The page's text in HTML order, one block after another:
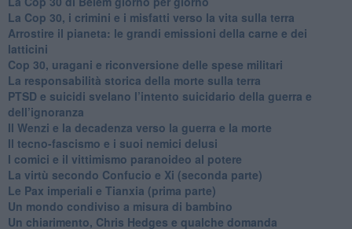
La Cop 30, i crimini e i misfatti verso la vita sulla terra
Arrostire il pianeta: le grandi emissioni della carne e dei
latticini
​Cop 30, uragani e riconversione delle spese militari
La responsabilità storica della morte sulla terra
PTSD e suicidi svelano l’intento suicidario della guerra e
dell’ignoranza
Il Wenzi e la decadenza verso la guerra e la morte
​Il tecno-fascismo e i suoi nemici delusi
​I comici e il vittimismo paranoideo al potere
​La virtù secondo Confucio e Xi (seconda parte)
Le Pax imperiali e Tianxia (prima parte)
Un mondo condiviso a misura di bambino
​Un chiarimento, Chris Hedges e qualche domanda